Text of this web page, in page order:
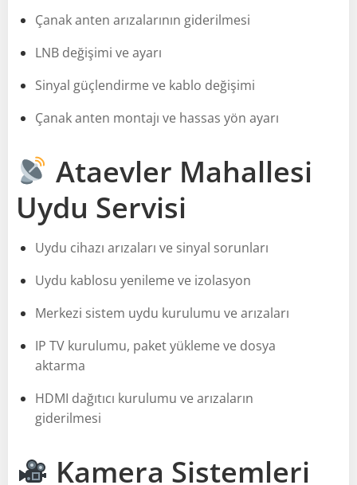
Çanak anten arızalarının giderilmesi
LNB değişimi ve ayarı
Sinyal güçlendirme ve kablo değişimi
Çanak anten montajı ve hassas yön ayarı
Ataevler Mahallesi
Uydu Servisi
Uydu cihazı arızaları ve sinyal sorunları
Uydu kablosu yenileme ve izolasyon
Merkezi sistem uydu kurulumu ve arızaları
IP TV kurulumu, paket yükleme ve dosya
aktarma
HDMI dağıtıcı kurulumu ve arızaların
giderilmesi
Kamera Sistemleri